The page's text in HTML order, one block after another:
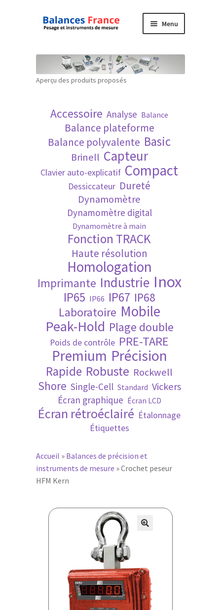
Aller
navigation
Aller
Menu
Mon compte
Politique de confidentialité
Politique en matière de remboursements et
Recherche avancée
Technique
Validation de la commande
Aperçu des produits proposés
Accessoire Analyse Balance
Balance plateforme
Balance polyvalente Basic
Brinell Capteur
Clavier auto-explicatif Compact
Dessiccateur Dureté
Dynamomètre
Dynamomètre digital
Dynamomètre à main
Fonction TRACK
Haute résolution
Homologation
Imprimante Industrie Inox
IP65 IP66 IP67 IP68
Laboratoire Mobile
Peak-Hold Plage double
Poids de contrôle PRE-TARE
Premium Précision
Rapide Robuste Rockwell
Shore Single-Cell Standard Vickers
Écran graphique Écran LCD
Écran rétroéclairé Étalonnage
Étiquettes
Accueil » Balances de précision et
instruments de mesure »Crochet peseur
HFM Kern